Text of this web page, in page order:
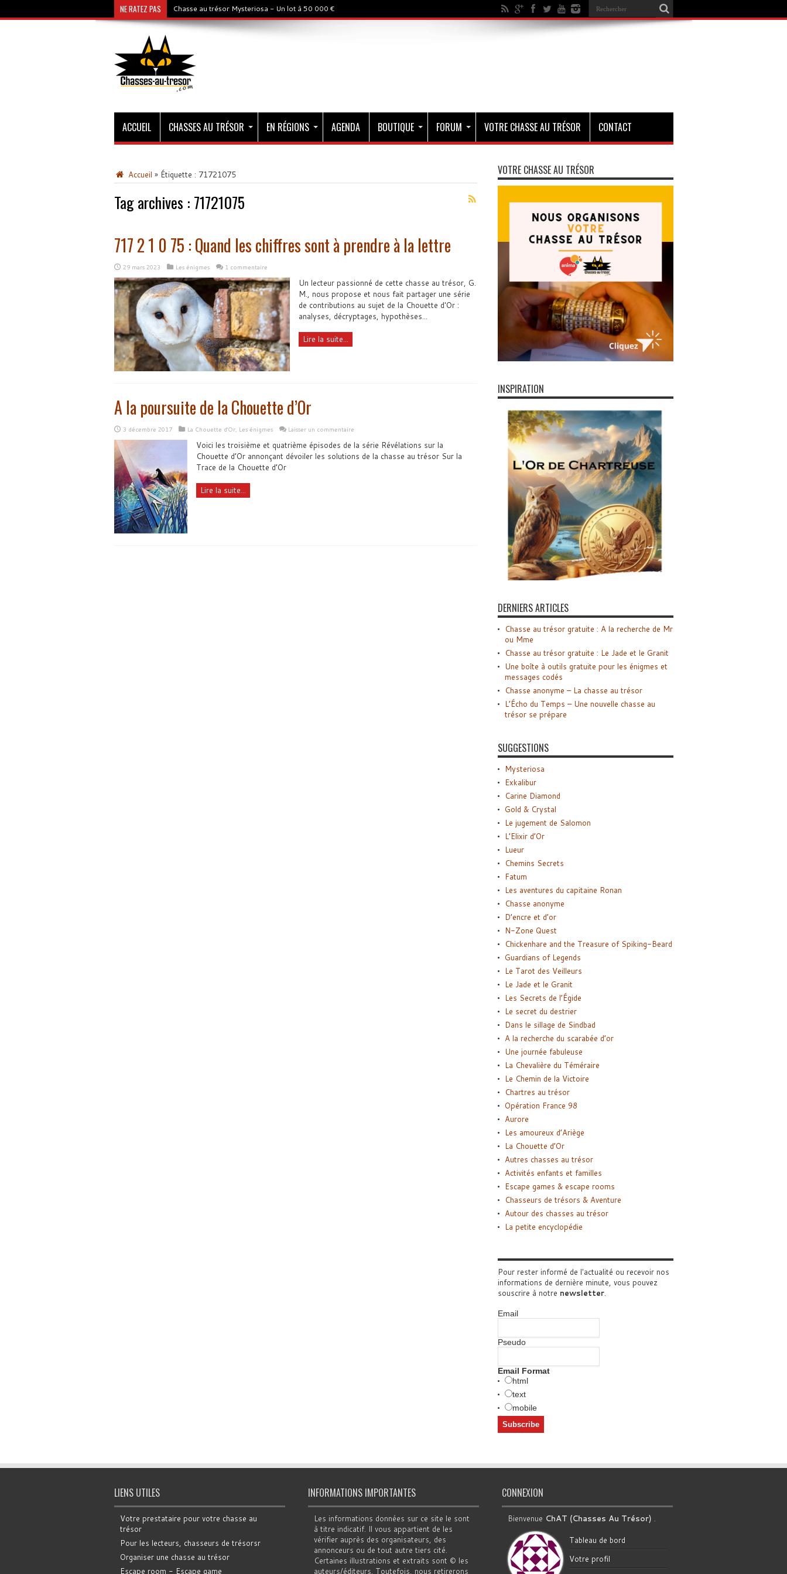
NE RATEZ PAS Chasse au trésor Mysteriosa - Un lot à 50 000 €
ACCUEIL CHASSES AU TRÉSOR EN RÉGIONS AGENDA BOUTIQUE FORUM VOTRE CHASSE AU TRÉSOR CONTACT
Accueil » Étiquette : 71721075
Tag archives : 71721075
717 2 1 0 75 : Quand les chiffres sont à prendre à la lettre
29 mars 2023 Les énigmes 1 commentaire
Un lecteur passionné de cette chasse au trésor, G.
M., nous propose et nous fait partager une série
de contributions au sujet de la Chouette d'Or :
analyses, décryptages, hypothèses...
Lire la suite...
A la poursuite de la Chouette d’Or
3 décembre 2017 La Chouette d'Or, Les énigmes Laisser un commentaire
Voici les troisième et quatrième épisodes de la série Révélations sur la
Chouette d’Or annonçant dévoiler les solutions de la chasse au trésor Sur la
Trace de la Chouette d’Or
Lire la suite...
VOTRE CHASSE AU TRÉSOR
INSPIRATION
DERNIERS ARTICLES
Chasse au trésor gratuite : A la recherche de Mr
ou Mme
Chasse au trésor gratuite : Le Jade et le Granit
Une boîte à outils gratuite pour les énigmes et
messages codés
Chasse anonyme – La chasse au trésor
L’Écho du Temps – Une nouvelle chasse au
trésor se prépare
SUGGESTIONS
Mysteriosa
Exkalibur
Carine Diamond
Gold & Crystal
Le jugement de Salomon
L’Elixir d’Or
Lueur
Chemins Secrets
Fatum
Les aventures du capitaine Ronan
Chasse anonyme
D’encre et d’or
N-Zone Quest
Chickenhare and the Treasure of Spiking-Beard
Guardians of Legends
Le Tarot des Veilleurs
Le Jade et le Granit
Les Secrets de l’Égide
Le secret du destrier
Dans le sillage de Sindbad
A la recherche du scarabée d’or
Une journée fabuleuse
La Chevalière du Téméraire
Le Chemin de la Victoire
Chartres au trésor
Opération France 98
Aurore
Les amoureux d’Ariège
La Chouette d’Or
Autres chasses au trésor
Activités enfants et familles
Escape games & escape rooms
Chasseurs de trésors & Aventure
Autour des chasses au trésor
La petite encyclopédie
Pour rester informé de l'actualité ou recevoir nos
informations de dernière minute, vous pouvez
souscrire à notre newsletter.
Email
Pseudo
Email Format
html
text
mobile
LIENS UTILES
Votre prestataire pour votre chasse au
trésor
Pour les lecteurs, chasseurs de trésorsr
Organiser une chasse au trésor
Escape room - Escape game
INFORMATIONS IMPORTANTES
Les informations données sur ce site le sont
à titre indicatif. Il vous appartient de les
vérifier auprès des organisateurs, des
annonceurs ou de tout autre tiers cité.
Certaines illustrations et extraits sont © les
auteurs/éditeurs. Toutefois, nous retirerons
CONNEXION
Bienvenue ChAT (Chasses Au Trésor) .
Tableau de bord
Votre profil